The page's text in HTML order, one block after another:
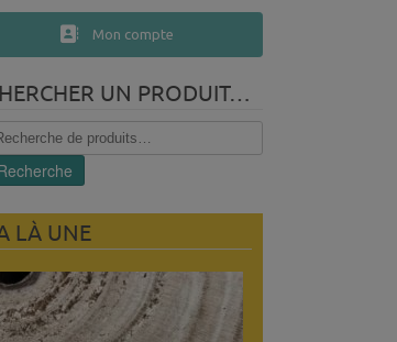
Mon compte
UN PRODUIT…
:
LÀ UNE